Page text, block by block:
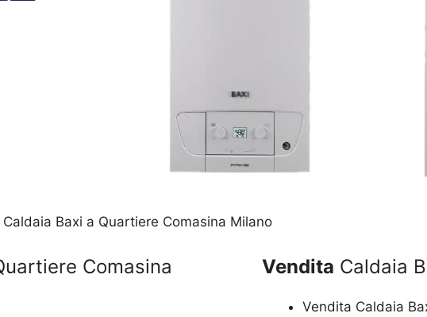
Baxi a Quartiere Comasina Milano
Comasina
Vendita Caldaia
Vendita Caldaia